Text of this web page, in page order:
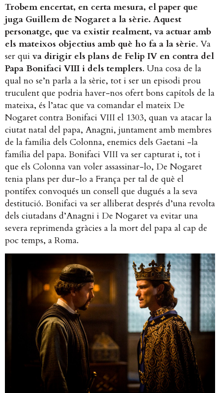
Trobem encertat, en certa mesura, el paper que
juga Guillem de Nogaret a la sèrie. Aquest
personatge, que va existir realment, va actuar amb
els mateixos objectius amb què ho fa a la sèrie. Va
ser qui va dirigir els plans de Felip IV en contra del
Papa Bonifaci VIII i dels templers. Una cosa de la
qual no se’n parla a la sèrie, tot i ser un episodi prou
truculent que podria haver-nos ofert bons capítols de la
mateixa, és l’atac que va comandar el mateix De
Nogaret contra Bonifaci VIII el 1303, quan va atacar la
ciutat natal del papa, Anagni, juntament amb membres
de la família dels Colonna, enemics dels Gaetani -la
família del papa. Bonifaci VIII va ser capturat i, tot i
que els Colonna van voler assassinar-lo, De Nogaret
tenia plans per dur-lo a França per tal de què el
pontífex convoqués un consell que dugués a la seva
destitució. Bonifaci va ser alliberat després d’una revolta
dels ciutadans d’Anagni i De Nogaret va evitar una
severa reprimenda gràcies a la mort del papa al cap de
poc temps, a Roma.